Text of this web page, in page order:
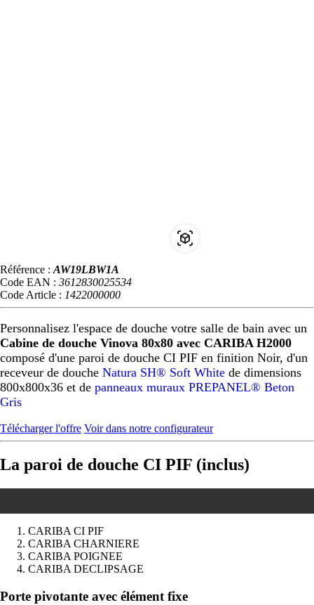
Référence : AW19LBW1A
Code EAN : 3612830025534
Code Article : 1422000000
Personnalisez l'espace de douche votre salle de bain avec un
Cabine de douche Vinova 80x80 avec CARIBA H2000
composé d'une paroi de douche CI PIF en finition Noir, d'un
receveur de douche Natura SH® Soft White de dimensions
800x800x36 et de panneaux muraux PREPANEL® Beton
Gris
Télécharger l'offre Voir dans notre configurateur
La paroi de douche CI PIF (inclus)
CARIBA CI PIF
CARIBA CHARNIERE
CARIBA POIGNEE
CARIBA DECLIPSAGE
Précédent
Suivant
Porte pivotante avec élément fixe